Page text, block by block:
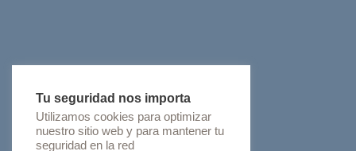
Tu seguridad nos importa
Utilizamos cookies para optimizar
nuestro sitio web y para mantener tu
seguridad en la red